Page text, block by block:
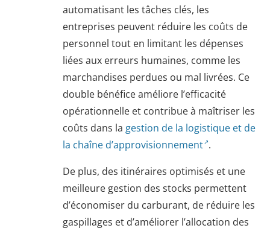
automatisant les tâches clés, les
entreprises peuvent réduire les coûts de
personnel tout en limitant les dépenses
liées aux erreurs humaines, comme les
marchandises perdues ou mal livrées. Ce
double bénéfice améliore l’efficacité
opérationnelle et contribue à maîtriser les
coûts dans la gestion de la logistique et de
la chaîne d’approvisionnement .
De plus, des itinéraires optimisés et une
meilleure gestion des stocks permettent
d’économiser du carburant, de réduire les
gaspillages et d’améliorer l’allocation des